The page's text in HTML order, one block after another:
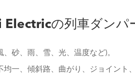
Electricの列車ダンパ
、砂、雨、雪、光、温度など)。
均一、傾斜路、曲がり、ジョイント